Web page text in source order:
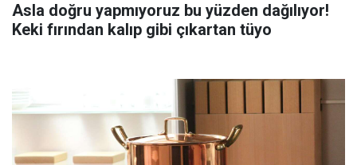
Asla doğru yapmıyoruz bu yüzden dağılıyor!
Keki fırından kalıp gibi çıkartan tüyo